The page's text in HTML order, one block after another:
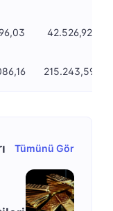
42.526,92
215.243,59
Tümünü Gör